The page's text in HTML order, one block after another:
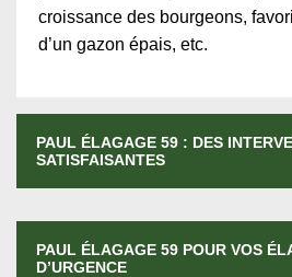
croissance des bourgeons,
d’un gazon épais, etc.
PAUL ÉLAGAGE 59 : DES
SATISFAISANTES
PAUL ÉLAGAGE 59 POUR VOS
D’URGENCE